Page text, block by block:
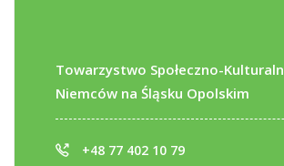
Towarzystwo Społeczno-
Niemców na Śląsku Opolskim
+48 77 402 10 79